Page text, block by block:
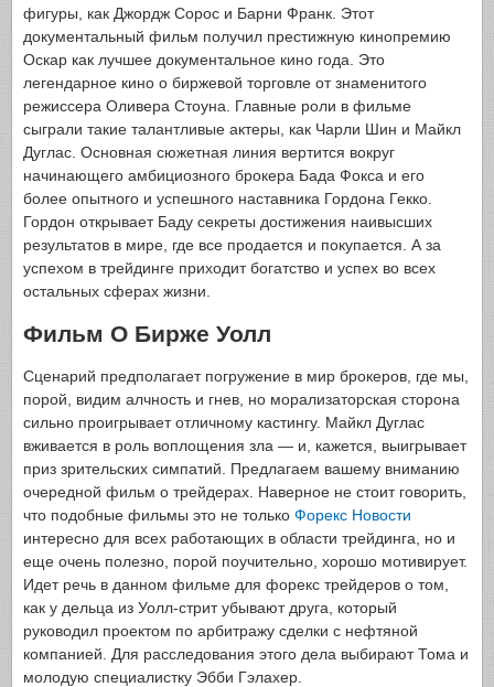
фигуры, как Джордж Сорос и Барни Франк. Этот
документальный фильм получил престижную кинопремию
Оскар как лучшее документальное кино года. Это
легендарное кино о биржевой торговле от знаменитого
режиссера Оливера Стоуна. Главные роли в фильме
сыграли такие талантливые актеры, как Чарли Шин и Майкл
Дуглас. Основная сюжетная линия вертится вокруг
начинающего амбициозного брокера Бада Фокса и его
более опытного и успешного наставника Гордона Гекко.
Гордон открывает Баду секреты достижения наивысших
результатов в мире, где все продается и покупается. А за
успехом в трейдинге приходит богатство и успех во всех
остальных сферах жизни.
Фильм О Бирже Уолл
Сценарий предполагает погружение в мир брокеров, где мы,
порой, видим алчность и гнев, но морализаторская сторона
сильно проигрывает отличному кастингу. Майкл Дуглас
вживается в роль воплощения зла — и, кажется, выигрывает
приз зрительских симпатий. Предлагаем вашему вниманию
очередной фильм о трейдерах. Наверное не стоит говорить,
что подобные фильмы это не только Форекс Новости
интересно для всех работающих в области трейдинга, но и
еще очень полезно, порой поучительно, хорошо мотивирует.
Идет речь в данном фильме для форекс трейдеров о том,
как у дельца из Уолл-стрит убывают друга, который
руководил проектом по арбитражу сделки с нефтяной
компанией. Для расследования этого дела выбирают Тома и
молодую специалистку Эбби Гэлахер.